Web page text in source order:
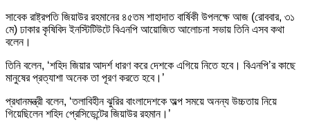
সাবেক রাষ্ট্রপতি জিয়াউর রহমানের ৪৫তম শাহাদাত বার্ষিকী উপলক্ষে আজ (রোববার, ৩১
মে) ঢাকার কৃষিবিদ ইনস্টিটিউটে বিএনপি আয়োজিত আলোচনা সভায় তিনি এসব কথা
বলেন।
তিনি বলেন, ‘শহিদ জিয়ার আদর্শ ধারণ করে দেশকে এগিয়ে নিতে হবে। বিএনপি’র কাছে
মানুষের প্রত্যাশা অনেক তা পূরণ করতে হবে।’
প্রধানমন্ত্রী বলেন, ‘তলাবিহীন ঝুরির বাংলাদেশকে অল্প সময়ে অনন্য উচ্চতায় নিয়ে
গিয়েছিলেন শহিদ প্রেসিডেন্টের জিয়াউর রহমান।’